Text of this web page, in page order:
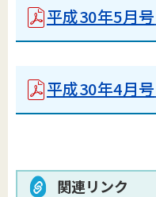
平成30年5月号
平成30年4月号
関連リンク